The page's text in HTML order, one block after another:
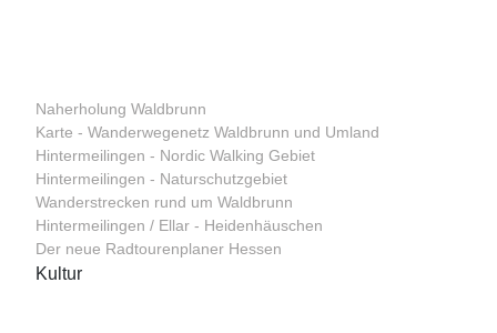
Naherholung Waldbrunn
Karte - Wanderwegenetz Waldbrunn und Umland
Hintermeilingen - Nordic Walking Gebiet
Hintermeilingen - Naturschutzgebiet
Wanderstrecken rund um Waldbrunn
Hintermeilingen / Ellar - Heidenhäuschen
Der neue Radtourenplaner Hessen
Kultur